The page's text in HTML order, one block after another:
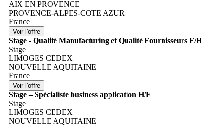
AIX EN PROVENCE
PROVENCE-ALPES-COTE AZUR
France
Stage - Qualité Manufacturing et Qualité Fournisseurs F/H
Stage
LIMOGES CEDEX
NOUVELLE AQUITAINE
France
Stage – Spécialiste business application H/F
Stage
LIMOGES CEDEX
NOUVELLE AQUITAINE